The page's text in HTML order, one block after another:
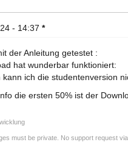
- 14:37 *
der Anleitung getestet :
hat wunderbar funktioniert:
kann ich die studentenversion
die ersten 50% ist der
must be private. No support request